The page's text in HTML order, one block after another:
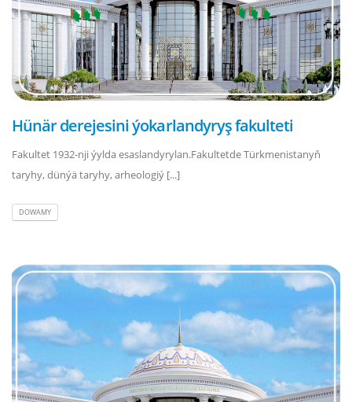
Hünär derejesini ýokarlandyryş fakulteti
Fakultet 1932-nji ýylda esaslandyrylan.Fakultetde Türkmenistanyň
taryhy, dünýä taryhy, arheologiý [...]
DOWAMY